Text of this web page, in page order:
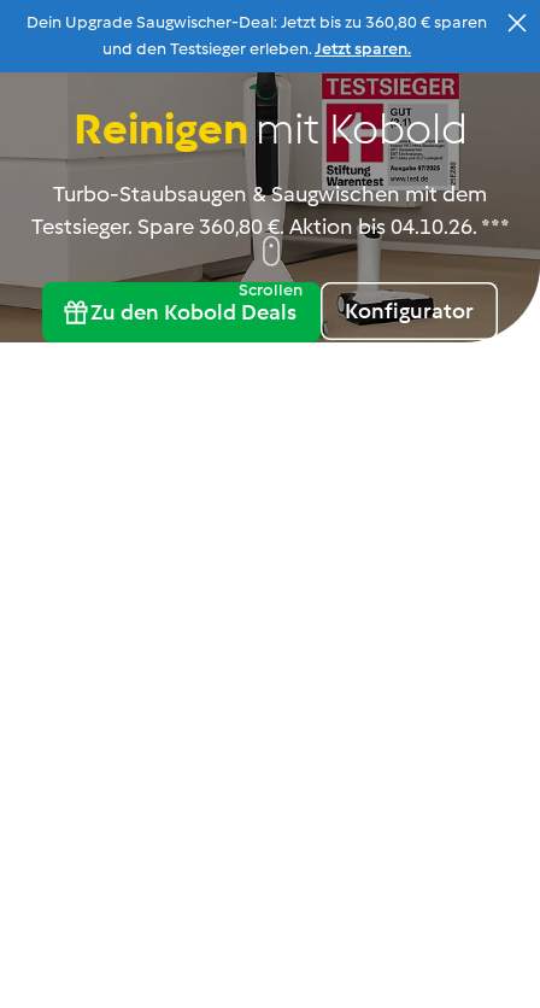
Zum Inhalt
Dein Upgrade Saugwischer-Deal: Jetzt bis zu 360,80 € sparen
und den Testsieger erleben.Jetzt sparen.
Beratung
Suche Warenkorb
Reinigenmit Kobold
Turbo-Staubsaugen & Saugwischen mit dem
Testsieger. Spare 360,80 €. Aktion bis 04.10.26. ***
Zu den Kobold Deals Konfigurator
Scrollen